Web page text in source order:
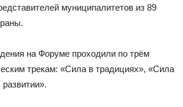
муниципалитетов из 89
на Форуме проходили по трём
трекам: «Сила в традициях», «Сила